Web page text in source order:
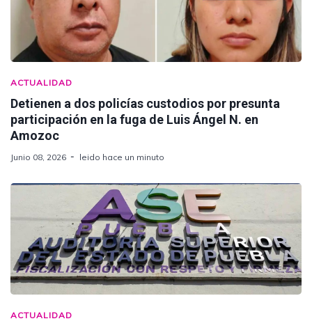
ACTUALIDAD
Detienen a dos policías custodios por presunta
participación en la fuga de Luis Ángel N. en
Amozoc
Junio 08, 2026 leido hace un minuto
ACTUALIDAD